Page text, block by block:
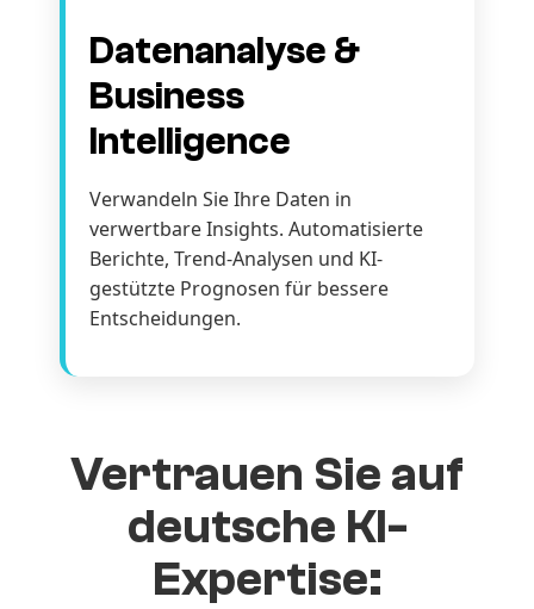
Datenanalyse &
Business
Intelligence
Verwandeln Sie Ihre Daten in
verwertbare Insights. Automatisierte
Berichte, Trend-Analysen und KI-
gestützte Prognosen für bessere
Entscheidungen.
Vertrauen Sie auf
deutsche KI-
Expertise: